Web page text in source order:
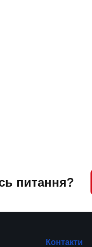
питання?
Контакти